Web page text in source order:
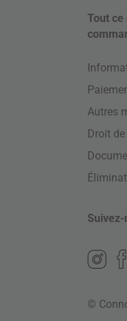
Tout ce
Autres
Droit
Suivez-
©